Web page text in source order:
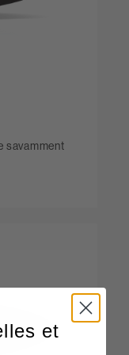
savamment
et